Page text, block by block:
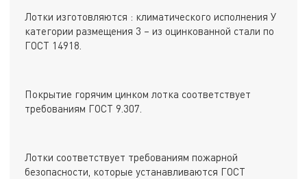
Лотки изготовляются : климатического исполнения У
категории размещения 3 – из оцинкованной стали по
ГОСТ 14918.
Покрытие горячим цинком лотка соответствует
требованиям ГОСТ 9.307.
Лотки соответствует требованиям пожарной
безопасности, которые устанавливаются ГОСТ